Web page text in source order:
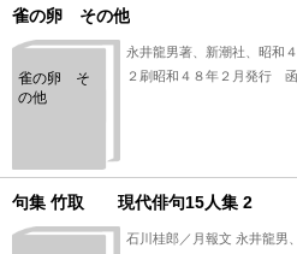
雀の卵 その他
雀の卵 そ
の他
永井龍男著、新潮社、昭和
２刷昭和４８年２月発行
句集 竹取 現代俳句15人集 2
石川桂郎／月報文 永井龍男